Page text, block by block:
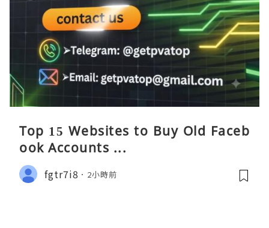
Top 15 Websites to Buy Old Faceb
ook Accounts ...
fgtr7i8 2小時前